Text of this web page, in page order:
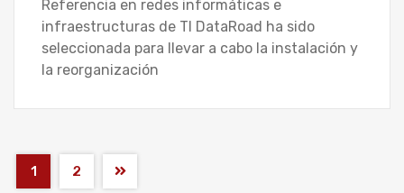
Referencia en redes informáticas e
infraestructuras de TI DataRoad ha sido
seleccionada para llevar a cabo la instalación y
la reorganización
1 2